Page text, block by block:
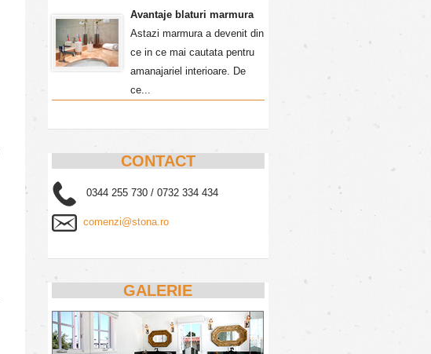
Avantaje blaturi marmura
Astazi marmura a devenit din
ce in ce mai cautata pentru
amanajariel interioare. De
ce...
CONTACT
0344 255 730 / 0732 334 434
comenzi@stona.ro
GALERIE